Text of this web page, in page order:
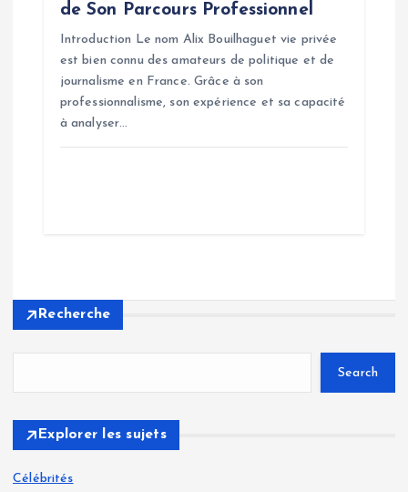
de Son Parcours Professionnel
Introduction Le nom Alix Bouilhaguet vie privée
est bien connu des amateurs de politique et de
journalisme en France. Grâce à son
professionnalisme, son expérience et sa capacité
à analyser…
Recherche
Search
Explorer les sujets
Célébrités